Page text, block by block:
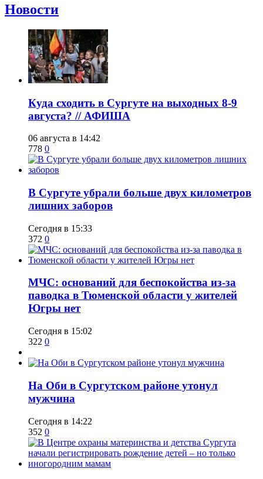
Новости
​Куда сходить в Сургуте на выходных 8-9
августа? // АФИША
06 августа в 14:42
778 0
​В Сургуте убрали больше двух километров
лишних заборов
Сегодня в 15:33
372 0
​МЧС: оснований для беспокойства из-за
паводка в Тюменской области у жителей
Югры нет
Сегодня в 15:02
322 0
​На Оби в Сургутском районе утонул
мужчина
Сегодня в 14:22
352 0